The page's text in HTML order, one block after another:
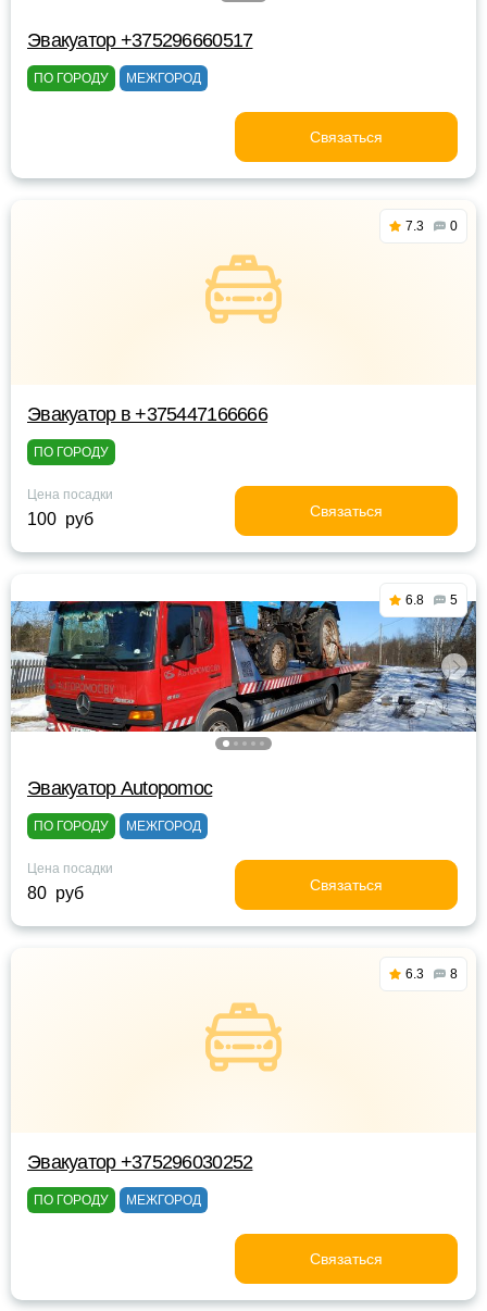
Эвакуатор +375296660517
ПО ГОРОДУ МЕЖГОРОД
Связаться
7.3 0
Эвакуатор в +375447166666
ПО ГОРОДУ
Цена посадки
100 руб Связаться
6.8 5
Эвакуатор Autopomoc
ПО ГОРОДУ МЕЖГОРОД
Цена посадки
80 руб Связаться
6.3 8
Эвакуатор +375296030252
ПО ГОРОДУ МЕЖГОРОД
Связаться